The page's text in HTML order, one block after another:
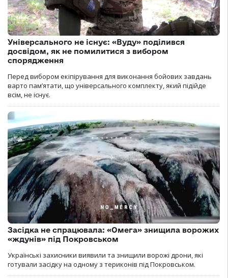
Універсального не існує: «Вуду» поділився
досвідом, як не помилитися з вибором
спорядження
Перед вибором екіпірування для виконання бойових завдань
варто пам’ятати, що універсального комплекту, який підійде
всім, не існує.
Засідка не спрацювала: «Омега» знищила ворожих
«ждунів» під Покровськом
Українські захисники виявили та знищили ворожі дрони, які
готували засідку на одному з териконів під Покровськом.